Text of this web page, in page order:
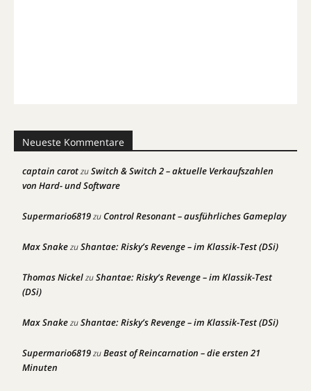
Neueste Kommentare
captain carotzuSwitch & Switch 2 – aktuelle Verkaufszahlen
von Hard- und Software
Supermario6819zuControl Resonant – ausführliches Gameplay
Max SnakezuShantae: Risky’s Revenge – im Klassik-Test (DSi)
Thomas NickelzuShantae: Risky’s Revenge – im Klassik-Test
(DSi)
Max SnakezuShantae: Risky’s Revenge – im Klassik-Test (DSi)
Supermario6819zuBeast of Reincarnation – die ersten 21
Minuten